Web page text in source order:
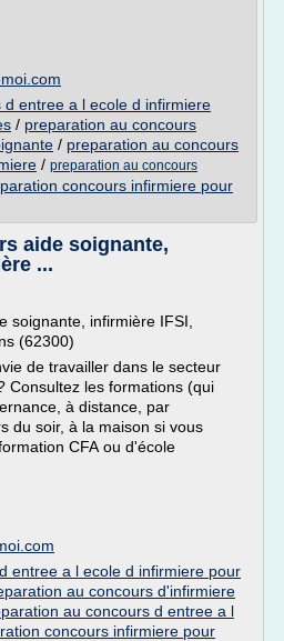
d entree a l ecole d infirmiere
/ preparation au concours
/ preparation au concours
/ preparation au concours
concours infirmiere pour
aide soignante,
...
soignante, infirmière IFSI,
(62300)
de travailler dans le secteur
Consultez les formations (qui
à distance, par
du soir, à la maison si vous
CFA ou d'école
entree a l ecole d infirmiere pour
au concours d'infirmiere
au concours d entree a l
concours infirmiere pour